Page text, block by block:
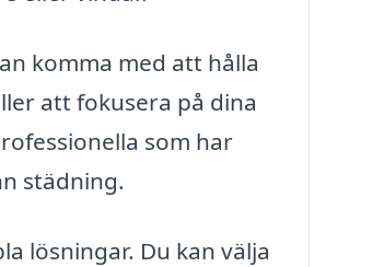
komma med att hålla
att fokusera på dina
som har
städning.
lösningar. Du kan välja